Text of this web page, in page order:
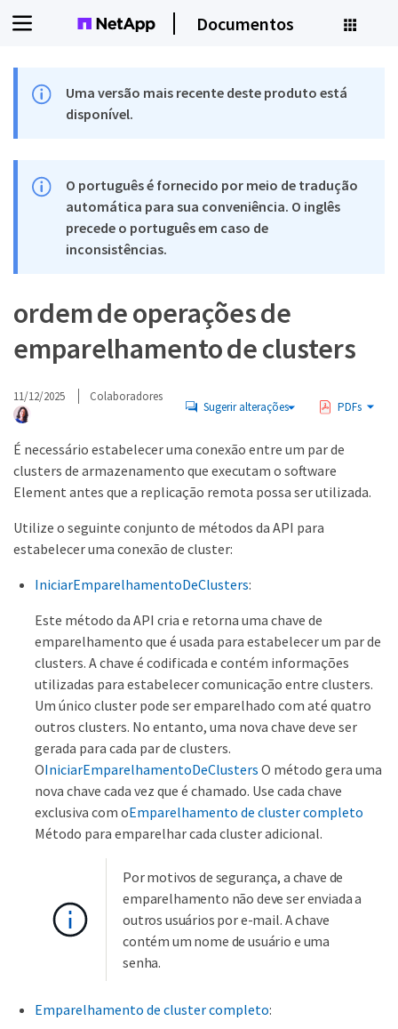
Documentos
Uma versão mais recente deste produto está
disponível.
O português é fornecido por meio de tradução
automática para sua conveniência. O inglês
precede o português em caso de
inconsistências.
ordem de operações de
emparelhamento de clusters
11/12/2025 Colaboradores
Sugerir alterações PDFs
É necessário estabelecer uma conexão entre um par de
clusters de armazenamento que executam o software
Element antes que a replicação remota possa ser utilizada.
Utilize o seguinte conjunto de métodos da API para
estabelecer uma conexão de cluster:
IniciarEmparelhamentoDeClusters:
Este método da API cria e retorna uma chave de
emparelhamento que é usada para estabelecer um par de
clusters. A chave é codificada e contém informações
utilizadas para estabelecer comunicação entre clusters.
Um único cluster pode ser emparelhado com até quatro
outros clusters. No entanto, uma nova chave deve ser
gerada para cada par de clusters.
OIniciarEmparelhamentoDeClusters O método gera uma
nova chave cada vez que é chamado. Use cada chave
exclusiva com oEmparelhamento de cluster completo
Método para emparelhar cada cluster adicional.
Por motivos de segurança, a chave de
emparelhamento não deve ser enviada a
outros usuários por e-mail. A chave
contém um nome de usuário e uma
senha.
Emparelhamento de cluster completo: